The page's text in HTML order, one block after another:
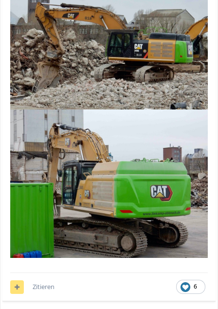
6
Zitieren